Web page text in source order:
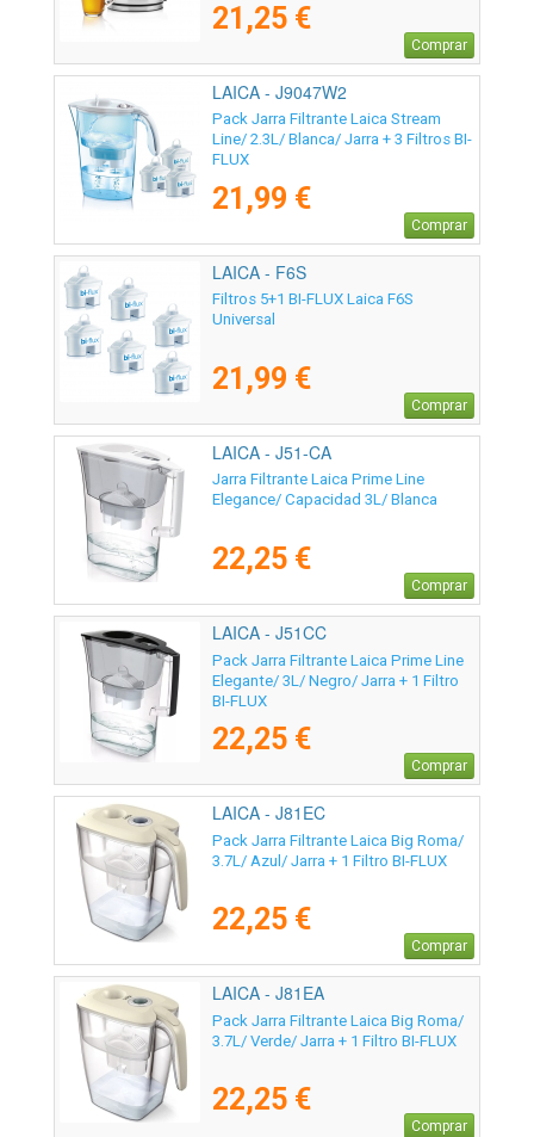
21,25 €
Comprar
LAICA - J9047W2
Pack Jarra Filtrante Laica Stream
Line/ 2.3L/ Blanca/ Jarra + 3 Filtros BI-
FLUX
21,99 €
Comprar
LAICA - F6S
Filtros 5+1 BI-FLUX Laica F6S
Universal
21,99 €
Comprar
LAICA - J51-CA
Jarra Filtrante Laica Prime Line
Elegance/ Capacidad 3L/ Blanca
22,25 €
Comprar
LAICA - J51CC
Pack Jarra Filtrante Laica Prime Line
Elegante/ 3L/ Negro/ Jarra + 1 Filtro
BI-FLUX
22,25 €
Comprar
LAICA - J81EC
Pack Jarra Filtrante Laica Big Roma/
3.7L/ Azul/ Jarra + 1 Filtro BI-FLUX
22,25 €
Comprar
LAICA - J81EA
Pack Jarra Filtrante Laica Big Roma/
3.7L/ Verde/ Jarra + 1 Filtro BI-FLUX
22,25 €
Comprar